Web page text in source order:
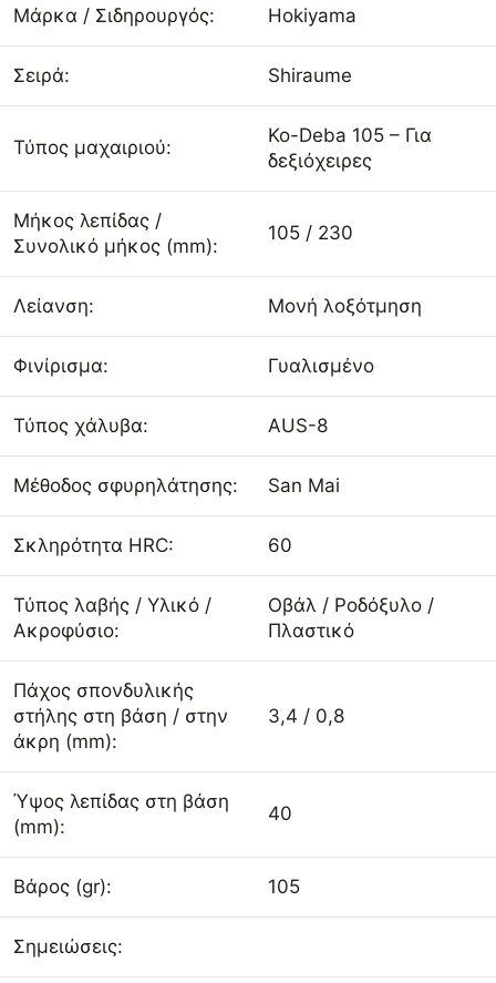
Μάρκα / Σιδηρουργός: Hokiyama
Σειρά: Shiraume
Τύπος μαχαιριού:
Ko-Deba 105 – Για
δεξιόχειρες
Μήκος λεπίδας /
Συνολικό μήκος (mm):
105 / 230
Λείανση: Μονή λοξότμηση
Φινίρισμα: Γυαλισμένο
Τύπος χάλυβα: AUS-8
Μέθοδος σφυρηλάτησης: San Mai
Σκληρότητα HRC: 60
Τύπος λαβής / Υλικό /
Ακροφύσιο:
Οβάλ / Ροδόξυλο /
Πλαστικό
Πάχος σπονδυλικής
στήλης στη βάση / στην
άκρη (mm):
3,4 / 0,8
Ύψος λεπίδας στη βάση
(mm):
40
Βάρος (gr): 105
Σημειώσεις: